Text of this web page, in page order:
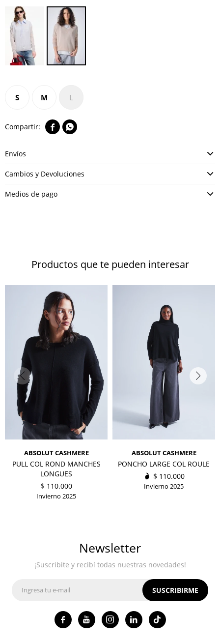
S M L
 
Envíos
Cambios y Devoluciones
Medios de pago
Productos que te pueden interesar
ABSOLUT CASHMERE
PULL COL ROND MANCHES
LONGUES
$ 110.000
Invierno 2025
ABSOLUT CASHMERE
PONCHO LARGE COL ROULE
$ 110.000
Invierno 2025
Newsletter
¡Suscribite y recibí todas nuestras novedades!
SUSCRIBIRME
   